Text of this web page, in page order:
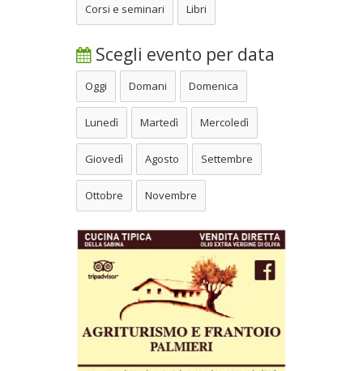
Corsi e seminari Libri
Scegli evento per data
Oggi Domani Domenica
Lunedì Martedì Mercoledì
Giovedì Agosto Settembre
Ottobre Novembre